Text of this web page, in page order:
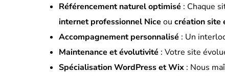
Référencement naturel optimisé : Chaque
internet professionnel Nice ou création site
Accompagnement personnalisé : Un
Maintenance et évolutivité : Votre site
Spécialisation WordPress et Wix: Nous